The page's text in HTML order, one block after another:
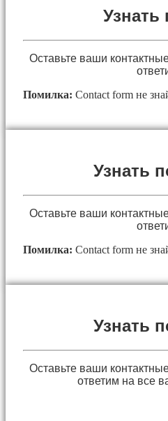
Узнать
Оставьте ваши
Помилка: Contact form не
Узнать
Оставьте ваши
Помилка: Contact form не
Узнать
Оставьте ваши
ответим на все